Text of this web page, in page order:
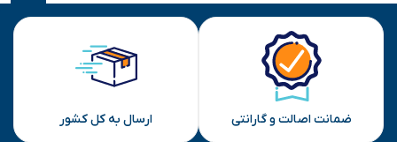
ضمانت اصالت و گارانتی ارسال به کل کشور